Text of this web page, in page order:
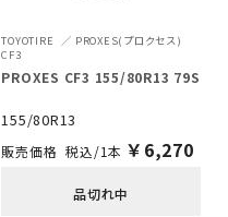
TOYOTIRE
PROXES(プロクセス)
CF3
PROXES CF3 155/80R13 79S
155/80R13
税込/1本 ￥ 6,270
品切れ中